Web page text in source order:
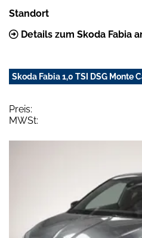
Standort
Details zum Skoda Fabia
Skoda Fabia 1,0 TSI DSG Monte
Preis:
MWSt: